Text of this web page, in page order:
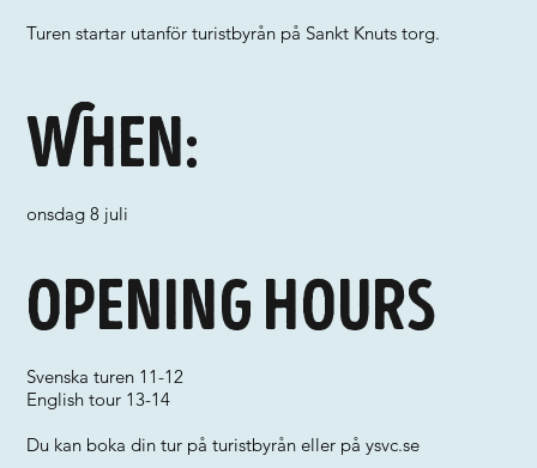
Turen startar utanför turistbyrån på Sankt Knuts torg.
When:
onsdag 8 juli
Opening hours
Svenska turen 11-12
English tour 13-14
Du kan boka din tur på turistbyrån eller på ysvc.se